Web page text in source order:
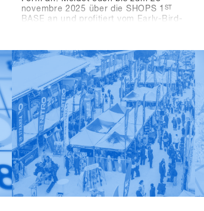
novembre 2025 über die SHOPS 1 ST
BASE an und profitiert vom Early-Bird-
Unterkünfte, Anreise und Programm.
Wir können es gar nicht abwarten die
neusten Produkte und Trends von über
80 mit euch in Hochfügen zu testen.